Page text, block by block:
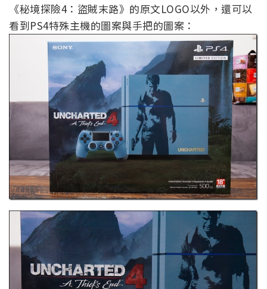
《秘境探險4：盜賊末路》的原文LOGO以外，還可以
看到PS4特殊主機的圖案與手把的圖案：